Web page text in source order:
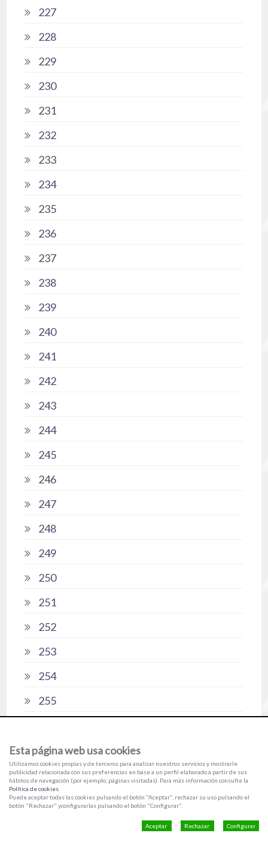
227
228
229
230
231
232
233
234
235
236
237
238
239
240
241
242
243
244
245
246
247
248
249
250
251
252
253
254
255
257
258
259
Esta página web usa cookies
Utilizamos cookies propias y de terceros para analizar nuestros servicios y mostrarle
publicidad relacionada con sus preferencias en base a un perfil elaborado a partir de sus
hábitos de navegación (por ejemplo, páginas visitadas). Para más información consulte la
Política de cookies
Puede aceptar todas las cookies pulsando el botón "Aceptar", rechazar su uso pulsando el
botón "Rechazar" yconfigurarlas pulsando el botón "Configurar".
Aceptar Rechazar Configurar